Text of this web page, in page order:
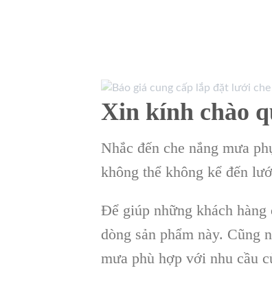
Xin kính chào
Nhắc đến che nắng mưa
không thể không kể đến
Để giúp những khách hàng
dòng sản phẩm này. Cũng
mưa phù hợp với nhu cầu